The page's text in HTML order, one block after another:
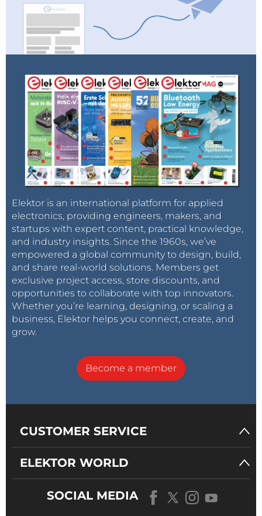
Elektor is an international platform for applied
electronics, providing engineers, makers, and
startups with expert content, practical knowledge,
and industry insights. Since the 1960s, we’ve
empowered a global community to design, build,
and share real-world solutions. Members get
exclusive project access, store discounts, and
opportunities to collaborate with top innovators.
Whether you’re learning, designing, or scaling a
business, Elektor helps you connect, create, and
grow.
Become a member
CUSTOMER SERVICE
ELEKTOR WORLD
SOCIAL MEDIA